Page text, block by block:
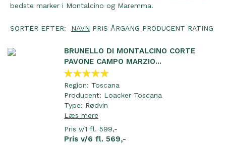
bedste marker i Montalcino og Maremma.
SORTER EFTER: NAVN PRIS ÅRGANG PRODUCENT RATING
BRUNELLO DI MONTALCINO CORTE
PAVONE CAMPO MARZIO...
Region: Toscana
Producent: Loacker Toscana
Type: Rødvin
Læs mere
Pris v/1 fl. 599,-
Pris v/6 fl. 569,-